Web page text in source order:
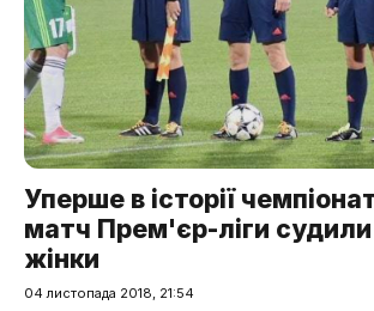
Уперше в історії
матч Прем'єр-ліги
жінки
04 листопада 2018, 21:54